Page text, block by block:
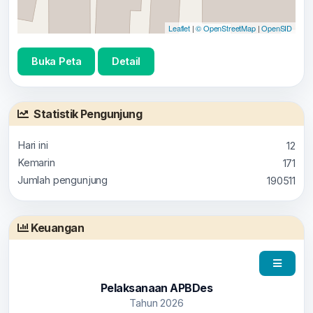
Leaflet|© OpenStreetMap|OpenSID
Buka Peta Detail
Statistik Pengunjung
Hari ini
12
Kemarin
171
Jumlah pengunjung
190511
Keuangan
Pelaksanaan APBDes
Tahun 2026